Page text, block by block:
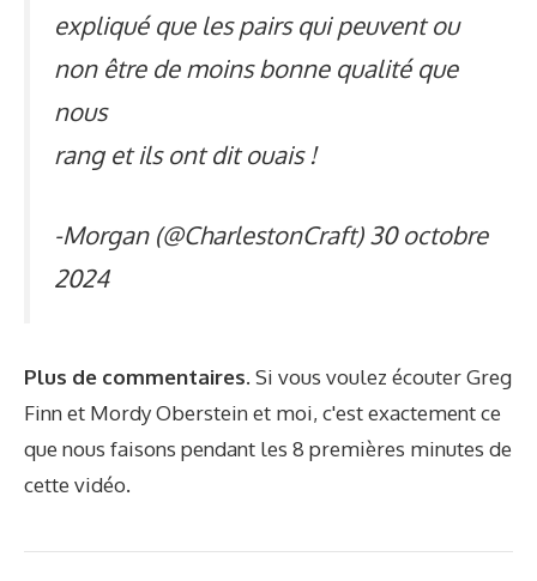
expliqué que les pairs qui peuvent ou
non être de moins bonne qualité que
nous
rang et ils ont dit ouais !
-Morgan (@CharlestonCraft)30 octobre
2024
Plus de commentaires. Si vous voulez écouter Greg
Finn et Mordy Oberstein et moi, c'est exactement ce
que nous faisons pendant les 8 premières minutes de
cette vidéo.